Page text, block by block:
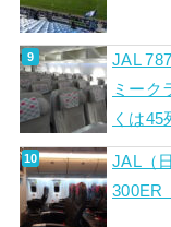
JAL
ミーク
くは45
JAL（
300ER